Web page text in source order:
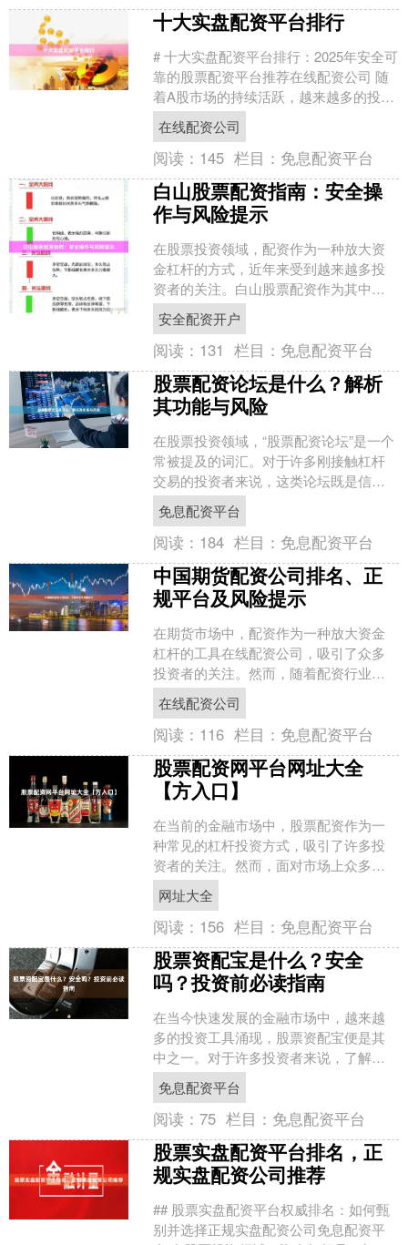
十大实盘配资平台排行
# 十大实盘配资平台排行：2025年安全可
靠的股票配资平台推荐在线配资公司 随
着A股市场的持续活跃，越来越多的投资
者开始关注股票配资这一投资工具。实
盘配资因其资....
在线配资公司
阅读： 145 栏目： 免息配资平台
白山股票配资指南：安全操
作与风险提示
在股票投资领域，配资作为一种放大资
金杠杆的方式，近年来受到越来越多投
资者的关注。白山股票配资作为其中的
一种选择，其操作方式和潜在风险值得
深入了解。本文将从安全操....
安全配资开户
阅读： 131 栏目： 免息配资平台
股票配资论坛是什么？解析
其功能与风险
在股票投资领域，“股票配资论坛”是一个
常被提及的词汇。对于许多刚接触杠杆
交易的投资者来说，这类论坛既是信息
获取的渠道，也可能隐藏着不小的风
险。本文将系统解析股票....
免息配资平台
阅读： 184 栏目： 免息配资平台
中国期货配资公司排名、正
规平台及风险提示
在期货市场中，配资作为一种放大资金
杠杆的工具在线配资公司，吸引了众多
投资者的关注。然而，随着配资行业的
快速发展，市场上也涌现出大量良莠不
齐的配资公司。为了帮助投....
在线配资公司
阅读： 116 栏目： 免息配资平台
股票配资网平台网址大全
【方入口】
在当前的金融市场中，股票配资作为一
种常见的杠杆投资方式，吸引了许多投
资者的关注。然而，面对市场上众多的
配资平台，如何选择一个安全、正规、
可靠的渠道，成为投资者最....
网址大全
阅读： 156 栏目： 免息配资平台
股票资配宝是什么？安全
吗？投资前必读指南
在当今快速发展的金融市场中，越来越
多的投资工具涌现，股票资配宝便是其
中之一。对于许多投资者来说，了解这
一工具的本质及其安全性至关重要。本
文将深入解析股票资配宝免....
免息配资平台
阅读：75 栏目： 免息配资平台
股票实盘配资平台排名，正
规实盘配资公司推荐
## 股票实盘配资平台权威排名：如何甄
别并选择正规实盘配资公司免息配资平